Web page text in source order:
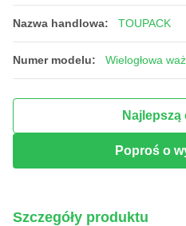
Nazwa handlowa: TOUPACK
Numer modelu: Wielogłowa
Najlepszą
Poproś o
Szczegóły produktu